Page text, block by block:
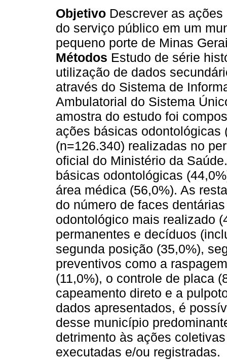
Objetivo Descrever as
do serviço público em um
pequeno porte de Minas
Métodos Estudo de série
utilização de dados
através do Sistema de
Ambulatorial do Sistema
amostra do estudo foi
ações básicas
(n=126.340) realizadas no
oficial do Ministério da
básicas odontológicas
área médica (56,0%). As
do número de faces
odontológico mais realizado
permanentes e decíduos
segunda posição (35,0%),
preventivos como a
(11,0%), o controle de placa
capeamento direto e a
dados apresentados, é
desse município
detrimento às ações
executadas e/ou registradas.